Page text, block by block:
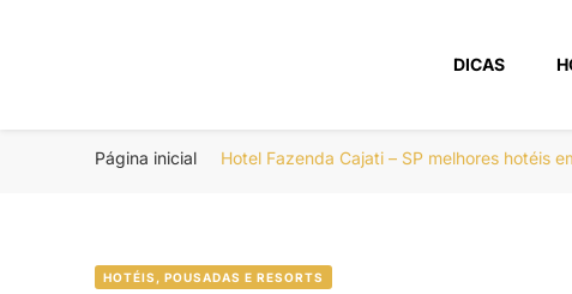
Portal Boa Viagem
DICAS
Página inicial Hotel Fazenda Cajati – SP melhores hotéis
HOTÉIS, POUSADAS E RESORTS